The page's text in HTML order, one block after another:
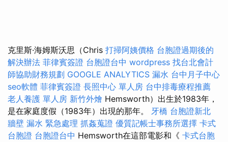
克里斯·海姆斯沃思（Chris 打掃阿姨價格 台胞證過期後的
解決辦法 菲律賓簽證 台胞證台中 wordpress 找台北會計
師協助財務規劃 GOOGLE ANALYTICS 漏水 台中月子中心
seo軟體 菲律賓簽證 長照中心 單人房 台中排毒療程推薦
老人養護 單人房 新竹外燴 Hemsworth）出生於1983年，
是在家庭度假（1983年）出現的那年。 牙橋 台胞證新北
牆壁 漏水 緊急處理 抓姦蒐證 優質記帳士事務所選擇 卡式
台胞證 台胞證台中 Hemsworth在這部電影和《 卡式台胞